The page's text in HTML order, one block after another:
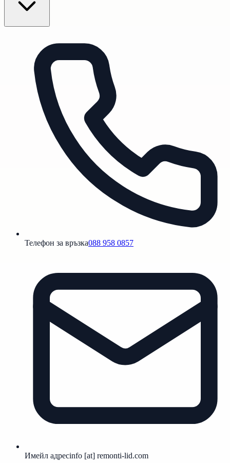
Телефон за връзка088 958 0857
Имейл адресinfo [at] remonti-lid.com